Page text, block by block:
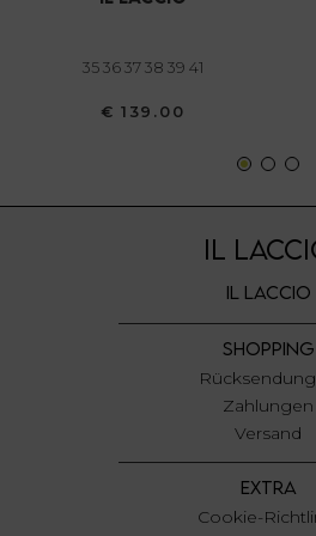
annunci, per fornire funzionalità
informazioni sul modo in cui
pubblicità e social media, i quali
con altre informazioni che ha
35 36 37 38 39 41
€ 139.00
IL
IL LACCIO
SHOPPING
Zahlungen
Versand
EXTRA
Cookie-